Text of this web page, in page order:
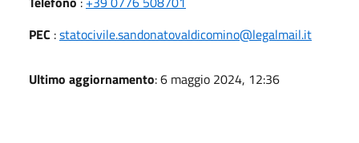
PEC :statocivile.sandonatovaldicomino@legalmail.it
Ultimo aggiornamento: 6 maggio 2024, 12:36